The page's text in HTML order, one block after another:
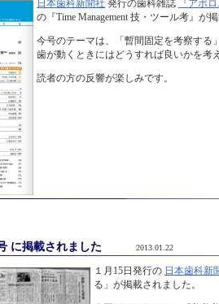
日本歯科新聞社 発行の歯科雑誌
『アポ
の『Time Management 技・ツール考』が
今号のテーマは、「暫間固定を考察する
歯が動くときにはどうすれば良いかを考
読者の方の反響が楽しみです。
に掲載されました 2013.01.22
１月15日発行の 日本歯科新
る」が掲載されました。